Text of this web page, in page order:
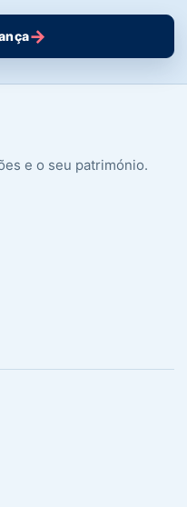
→
e o seu património.